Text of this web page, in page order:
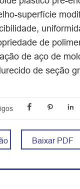
superfície
de
de aço de
de seção
  
Baixar PDF